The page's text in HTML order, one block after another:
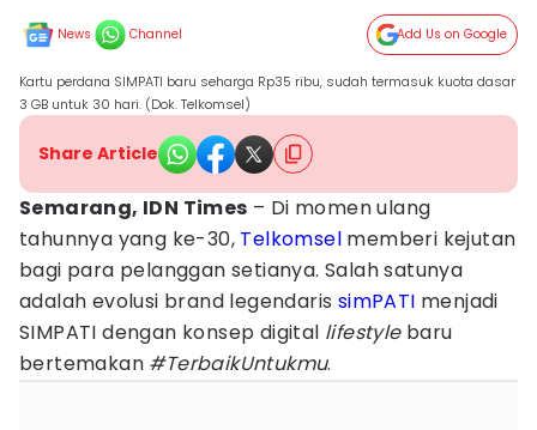
News Channel Add Us on Google
Kartu perdana SIMPATI baru seharga Rp35 ribu, sudah termasuk kuota dasar
3 GB untuk 30 hari. (Dok. Telkomsel)
Share Article
Semarang, IDN Times – Di momen ulang
tahunnya yang ke-30, Telkomsel memberi kejutan
bagi para pelanggan setianya. Salah satunya
adalah evolusi brand legendaris simPATI menjadi
SIMPATI dengan konsep digital lifestylebaru
bertemakan #TerbaikUntukmu.